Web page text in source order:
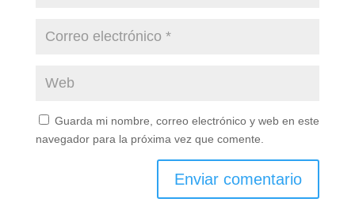
Guarda mi nombre, correo electrónico y web en este
navegador para la próxima vez que comente.